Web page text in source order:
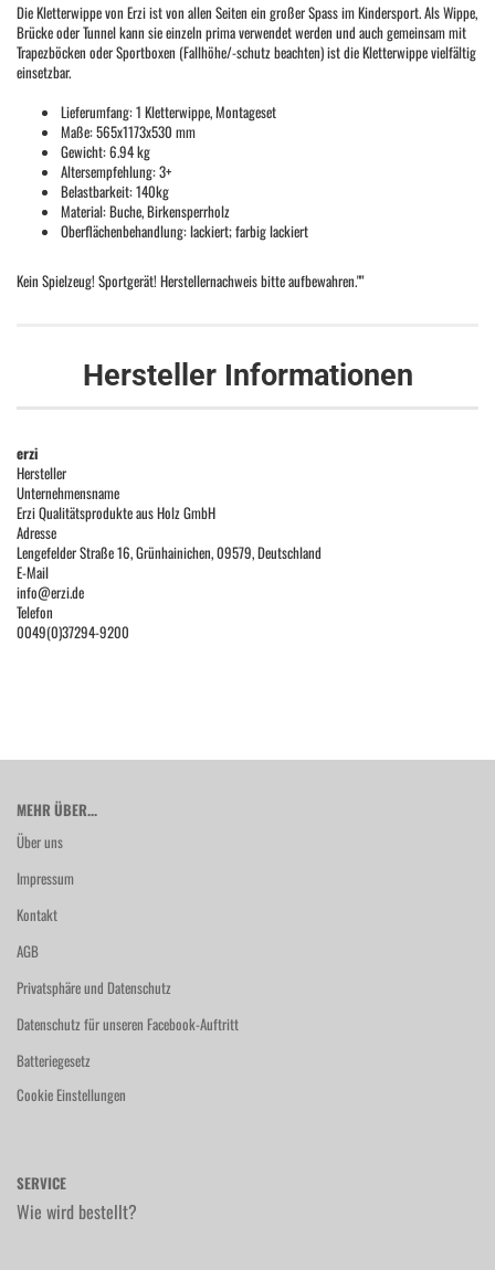
Die Kletterwippe von Erzi ist von allen Seiten ein großer Spass im Kindersport. Als Wippe,
Brücke oder Tunnel kann sie einzeln prima verwendet werden und auch gemeinsam mit
Trapezböcken oder Sportboxen (Fallhöhe/-schutz beachten) ist die Kletterwippe vielfältig
einsetzbar.
Lieferumfang: 1 Kletterwippe, Montageset
Maße: 565x1173x530 mm
Gewicht: 6.94 kg
Altersempfehlung: 3+
Belastbarkeit: 140kg
Material: Buche, Birkensperrholz
Oberflächenbehandlung: lackiert; farbig lackiert
Kein Spielzeug! Sportgerät! Herstellernachweis bitte aufbewahren.""
Hersteller Informationen
erzi
Hersteller
Unternehmensname
Erzi Qualitätsprodukte aus Holz GmbH
Adresse
Lengefelder Straße 16, Grünhainichen, 09579, Deutschland
E-Mail
info@erzi.de
Telefon
0049(0)37294-9200
MEHR ÜBER...
Über uns
Impressum
Kontakt
AGB
Privatsphäre und Datenschutz
Datenschutz für unseren Facebook-Auftritt
Batteriegesetz
Cookie Einstellungen
SERVICE
Wie wird bestellt?